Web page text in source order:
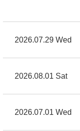
2026.07.29 Wed
2026.08.01 Sat
2026.07.01 Wed